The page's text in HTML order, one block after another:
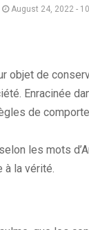
August 24, 2022 -
objet de
Enracinée
de
les mots
à la vérité.